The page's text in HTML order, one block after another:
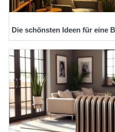
Die schönsten Ideen für eine